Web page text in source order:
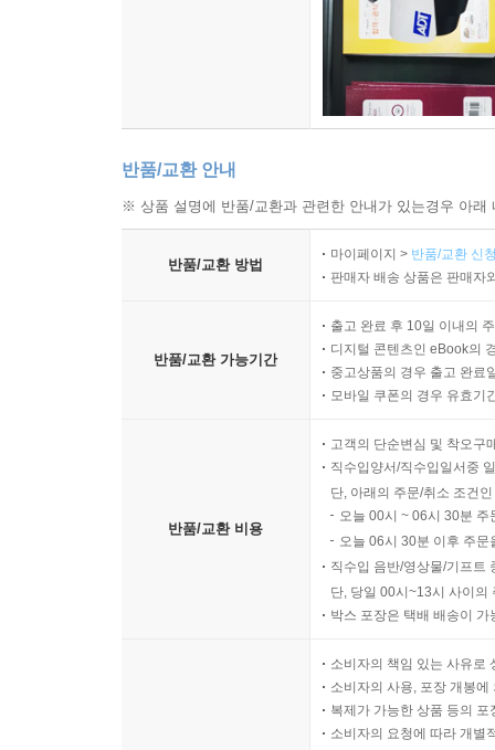
반품/교환 안내
※ 상품 설명에 반품/교환과 관련한 안내가 있는경우 아
반품/교환 방법
마이페이지 > 반품/교환 신
판매자 배송 상품은 판매자
반품/교환 가능기간
출고 완료 후 10일 이내의
디지털 콘텐츠인 eBook의
중고상품의 경우 출고 완료
모바일 쿠폰의 경우 유효기
반품/교환 비용
고객의 단순변심 및 착오구
직수입양서/직수입일서중
단, 아래의 주문/취소 조건
오늘 00시 ~ 06시 30분
오늘 06시 30분 이후 주
직수입 음반/영상물/기프트
단, 당일 00시~13시 사이의
박스 포장은 택배 배송이
소비자의 책임 있는 사유로
소비자의 사용, 포장 개봉
복제가 가능한 상품 등의
소비자의 요청에 따라 개별